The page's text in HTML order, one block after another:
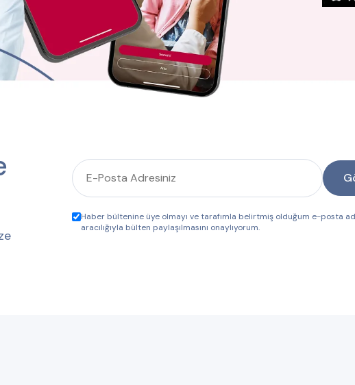
Haber bültenine üye olmayı ve tarafımla belirtmiş olduğum e-posta
aracılığıyla bülten paylaşılmasını onaylıyorum.